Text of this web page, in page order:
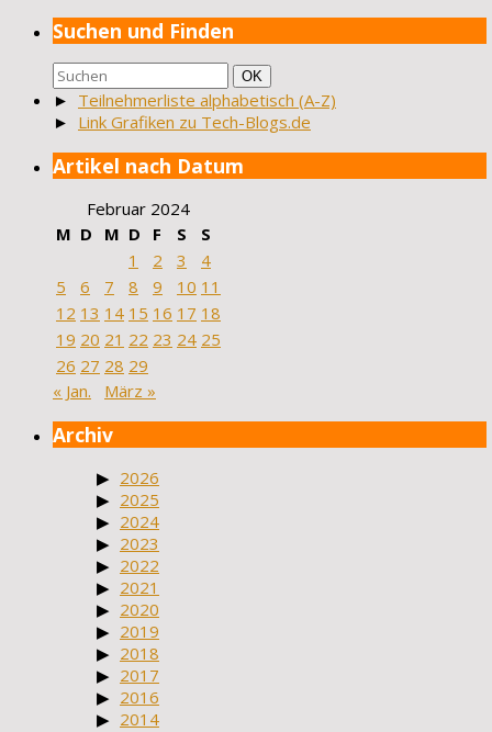
Suchen und Finden
Suchen
nach:
Suchen
OK
► Teilnehmerliste alphabetisch (A-Z)
► Link Grafiken zu Tech-Blogs.de
Artikel nach Datum
Februar 2024
M D M D F S
S
1
2 3
4
5
6 7 8 9 10 11
12 13 14 15 16 17 18
19 20 21 22 23 24 25
26 27 28 29
« Jan.
März »
Archiv
2026
2025
2024
2023
2022
2021
2020
2019
2018
2017
2016
2014